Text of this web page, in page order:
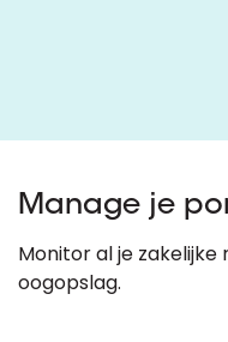
Manage je
Monitor al je
oogopslag.